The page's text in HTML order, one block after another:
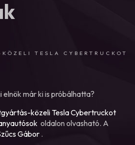
TESLA CYBERTRUCKOT
már ki is próbálhatta?
közeli Tesla Cybertruckot
oldalon olvasható. A
Gábor .